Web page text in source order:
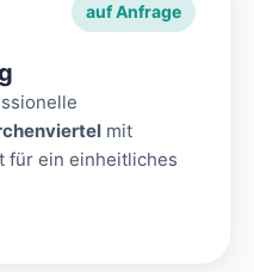
auf Anfrage
mit
für ein einheitliches